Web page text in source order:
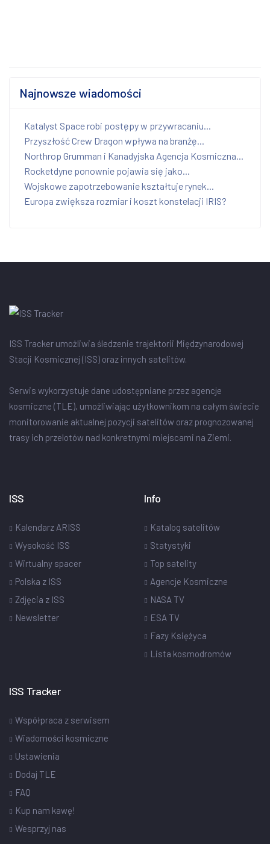
Najnowsze wiadomości
Katalyst Space robi postępy w przywracaniu...
Przyszłość Crew Dragon wpływa na branżę...
Northrop Grumman i Kanadyjska Agencja Kosmiczna...
Rocketdyne ponownie pojawia się jako...
Wojskowe zapotrzebowanie kształtuje rynek...
Europa zwiększa rozmiar i koszt konstelacji IRIS?
ISS Tracker umożliwia śledzenie trajektorii Międzynarodowej
Stacji Kosmicznej (ISS) oraz innych satelitów.
Serwis wykorzystuje dane udostępniane przez agencje
kosmiczne (TLE), umożliwiając użytkownikom na całym świecie
monitorowanie aktualnej pozycji satelitów oraz prognozowanej
trasy ich przelotów nad konkretnymi miejscami na Ziemi.
ISS
Kalendarz ARISS
Wysokość ISS
Wirtualny spacer
Polska z ISS
Zdjęcia z ISS
Newsletter
Info
Katalog satelitów
Statystyki
Top satelity
Agencje Kosmiczne
NASA TV
ESA TV
Fazy Księżyca
Lista kosmodromów
ISS Tracker
Współpraca z serwisem
Wiadomości kosmiczne
Ustawienia
Dodaj TLE
FAQ
Kup nam kawę!
Wesprzyj nas